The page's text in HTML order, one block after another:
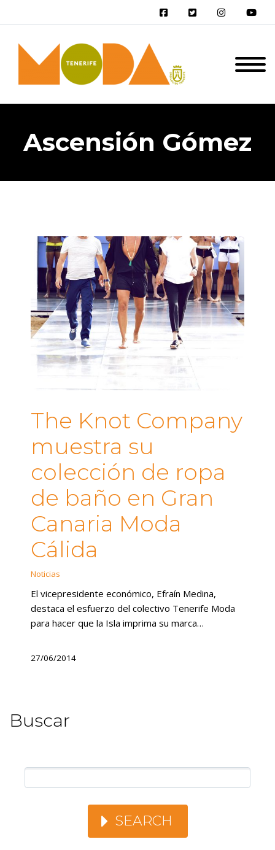
Ascensión Gómez
The Knot Company
muestra su
colección de ropa
de baño en Gran
Canaria Moda
Cálida
Noticias
El vicepresidente económico, Efraín Medina,
destaca el esfuerzo del colectivo Tenerife Moda
para hacer que la Isla imprima su marca…
27/06/2014
Buscar
SEARCH